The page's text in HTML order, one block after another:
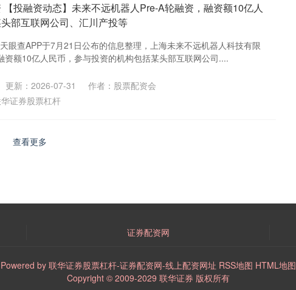
投融资动态】未来不远机器人Pre-A轮融资，融资额10亿人
部互联网公司、汇川产投等
眼查APP于7月21日公布的信息整理，上海未来不远机器人科技有限
资额10亿人民币，参与投资的机构包括某头部互联网公司....
更新：2026-07-31
作者：股票配资会
证券股票杠杆
查看更多
证券配资网
Powered by 联华证券股票杠杆-证券配资网-线上配资网址 RSS地图 HTML地图
Copyright © 2009-2029 联华证券 版权所有